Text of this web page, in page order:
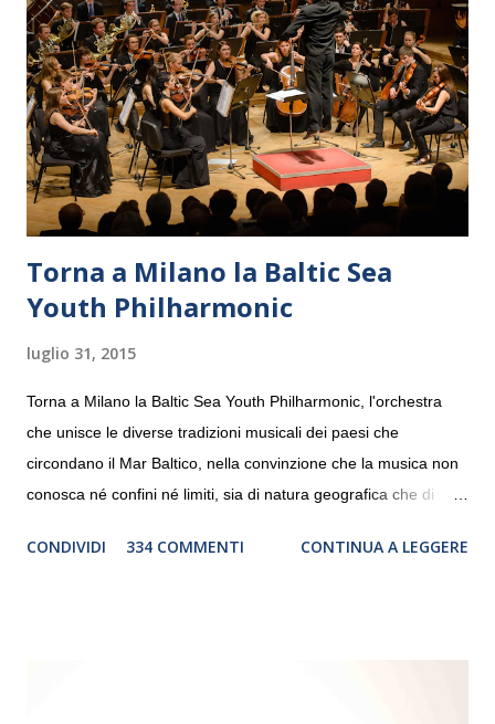
Torna a Milano la Baltic Sea
Youth Philharmonic
luglio 31, 2015
Torna a Milano la Baltic Sea Youth Philharmonic, l'orchestra
che unisce le diverse tradizioni musicali dei paesi che
circondano il Mar Baltico, nella convinzione che la musica non
conosca né confini né limiti, sia di natura geografica che di
debutterà il 10 settembre a Heiden, in Germania, e toccherà, in
CONDIVIDI 334 COMMENTI CONTINUA A LEGGERE